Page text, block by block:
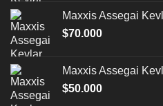
Maxxis Assegai
$70.000
Maxxis Assegai
$50.000